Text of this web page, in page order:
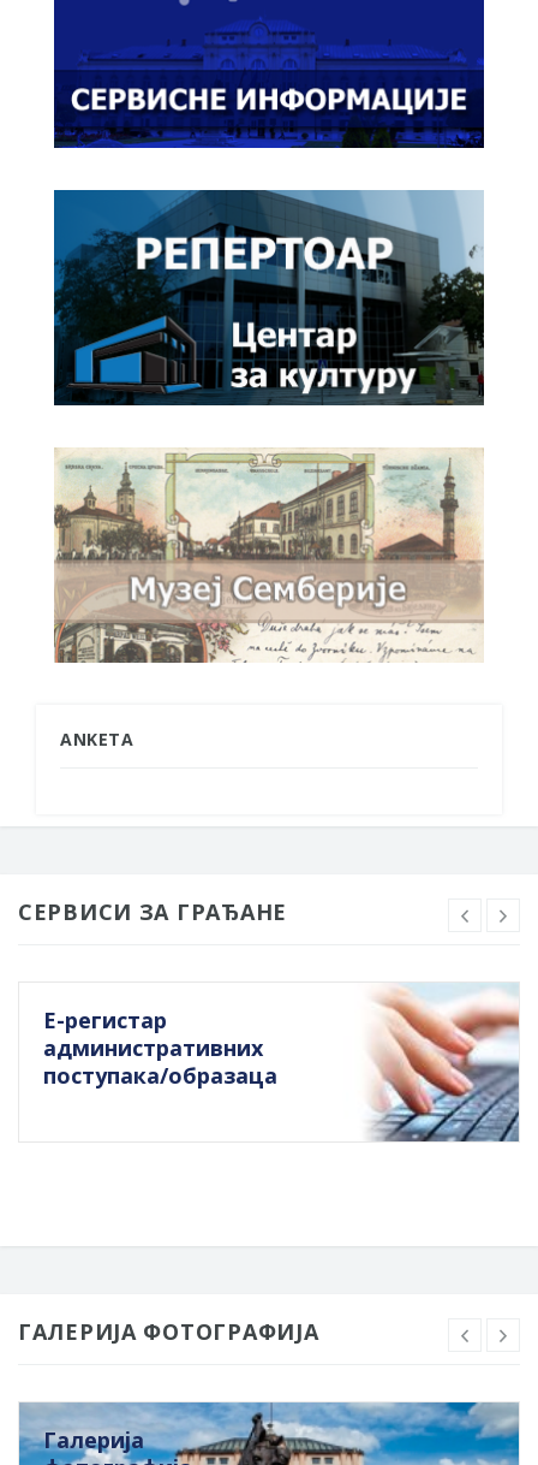
ANKETA
СЕРВИСИ ЗА ГРАЂАНЕ
Е-регистар
административних
поступака/образаца
ГАЛЕРИЈА ФОТОГРАФИЈА
Галерија